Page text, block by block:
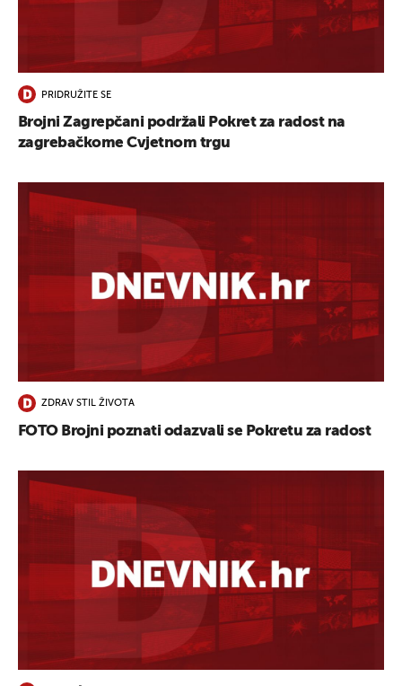
PRIDRUŽITE SE
Brojni Zagrepčani podržali Pokret za radost na
zagrebačkome Cvjetnom trgu
ZDRAV STIL ŽIVOTA
FOTO Brojni poznati odazvali se Pokretu za radost
UKLJUČITE NOTIFIKACIJE